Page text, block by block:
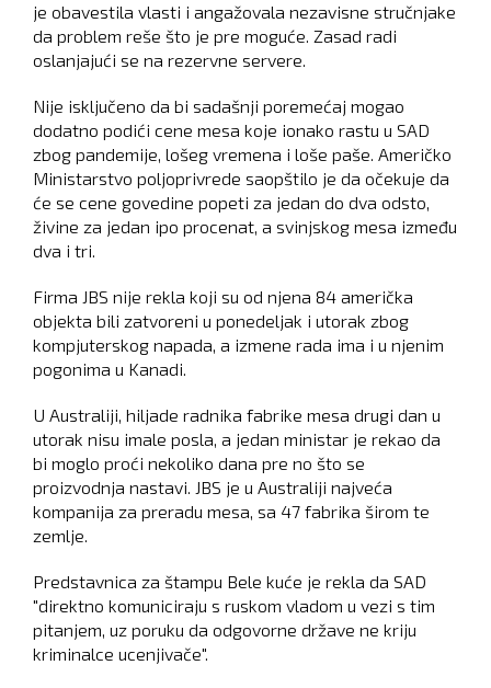
je obavestila vlasti i angažovala nezavisne stručnjake
da problem reše što je pre moguće. Zasad radi
oslanjajući se na rezervne servere.
Nije isključeno da bi sadašnji poremećaj mogao
dodatno podići cene mesa koje ionako rastu u SAD
zbog pandemije, lošeg vremena i loše paše. Američko
Ministarstvo poljoprivrede saopštilo je da očekuje da
će se cene govedine popeti za jedan do dva odsto,
živine za jedan ipo procenat, a svinjskog mesa između
dva i tri.
Firma JBS nije rekla koji su od njena 84 američka
objekta bili zatvoreni u ponedeljak i utorak zbog
kompjuterskog napada, a izmene rada ima i u njenim
pogonima u Kanadi.
U Australiji, hiljade radnika fabrike mesa drugi dan u
utorak nisu imale posla, a jedan ministar je rekao da
bi moglo proći nekoliko dana pre no što se
proizvodnja nastavi. JBS je u Australiji najveća
kompanija za preradu mesa, sa 47 fabrika širom te
zemlje.
Predstavnica za štampu Bele kuće je rekla da SAD
"direktno komuniciraju s ruskom vladom u vezi s tim
pitanjem, uz poruku da odgovorne države ne kriju
kriminalce ucenjivače".